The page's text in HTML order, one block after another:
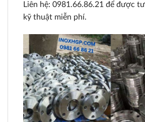
Liên hệ: 0981.66.86.21 để được
kỹ thuật miễn phí.